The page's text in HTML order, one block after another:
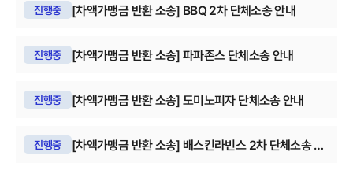
진행중 [차액가맹금 반환 소송] BBQ 2차 단체소송 안내
진행중 [차액가맹금 반환 소송] 파파존스 단체소송 안내
진행중 [차액가맹금 반환 소송] 도미노피자 단체소송 안내
진행중
[차액가맹금 반환 소송] 배스킨라빈스 2차 단체소송 안